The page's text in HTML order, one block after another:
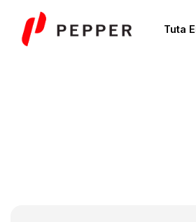
contenuti
Tuta